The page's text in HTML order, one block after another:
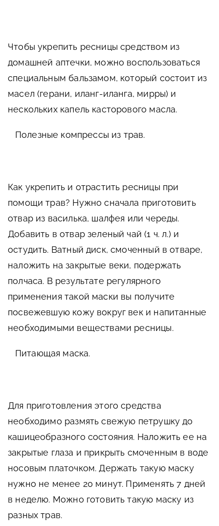
Чтобы укрепить ресницы средством из
домашней аптечки, можно воспользоваться
специальным бальзамом, который состоит из
масел (герани, иланг-иланга, мирры) и
нескольких капель касторового масла.
Полезные компрессы из трав.
Как укрепить и отрастить ресницы при
помощи трав? Нужно сначала приготовить
отвар из василька, шалфея или череды.
Добавить в отвар зеленый чай (1 ч. л.) и
остудить. Ватный диск, смоченный в отваре,
наложить на закрытые веки, подержать
полчаса. В результате регулярного
применения такой маски вы получите
посвежевшую кожу вокруг век и напитанные
необходимыми веществами ресницы.
Питающая маска.
Для приготовления этого средства
необходимо размять свежую петрушку до
кашицеобразного состояния. Наложить ее на
закрытые глаза и прикрыть смоченным в воде
носовым платочком. Держать такую маску
нужно не менее 20 минут. Применять 7 дней
в неделю. Можно готовить такую маску из
разных трав.